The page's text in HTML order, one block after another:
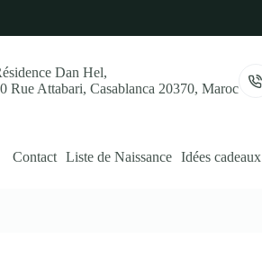
Dan Hel,
Rue Attabari, Casablanca 20370, Maroc
Contact Liste de Naissance Idées cadeaux